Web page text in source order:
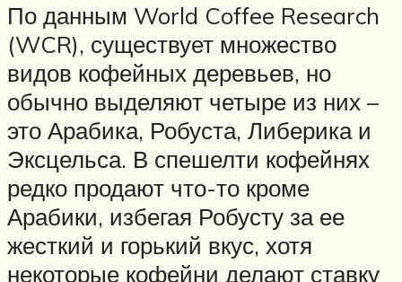
По данным World Coffee Research
(WCR), существует множество
видов кофейных деревьев, но
обычно выделяют четыре из них –
это Арабика, Робуста, Либерика и
Эксцельса. В спешелти кофейнях
редко продают что-то кроме
Арабики, избегая Робусту за ее
жесткий и горький вкус, хотя
некоторые кофейни делают ставку